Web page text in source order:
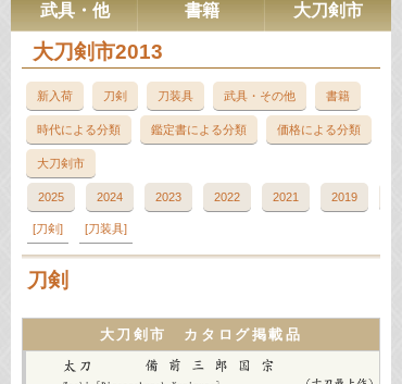
武具・他 書籍 大刀剣市
大刀剣市2013
新入荷 刀剣 刀装具 武具・その他 書籍
時代による分類 鑑定書による分類 価格による分類
大刀剣市
2025 2024 2023 2022 2021 2019
刀剣 刀装具
刀剣
大刀剣市 カタログ掲載品